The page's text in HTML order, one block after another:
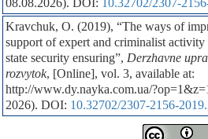
08.08.2026). DOI: 10.32702/2307-
Kravchuk, O. (2019), “The ways of
support of expert and criminalist
state security ensuring”, Derzhavne
rozvytok, [Online], vol. 3, available at:
http://www.dy.nayka.com.ua/
2026). DOI: 10.32702/2307-2156-